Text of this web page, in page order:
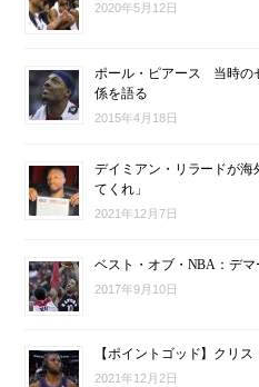
2020年5月12日
ポール・ピアース 当時の
係を語る
2015年4月18日
デイミアン・リラードが海
てくれ」
2021年12月7日
ベスト・オブ・NBA：デ
2017年9月10日
【ポイントゴッド】クリ
2021年12月2日